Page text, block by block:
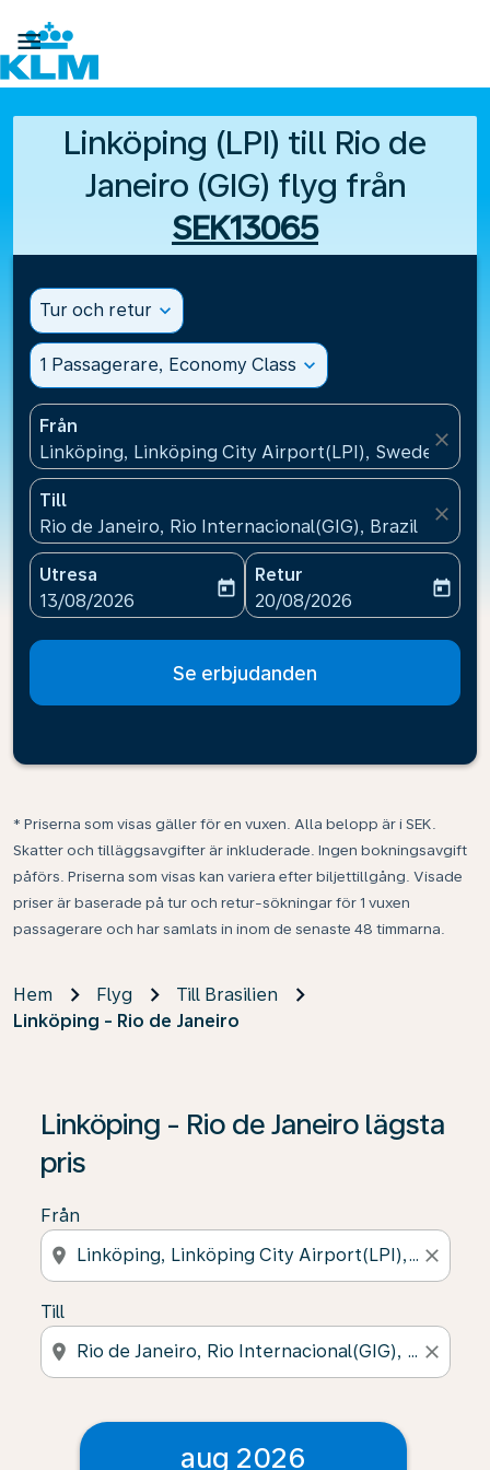

Linköping (LPI) till Rio de
Janeiro (GIG) flyg från
SEK13065
Tur och retur expand_more
1 Passagerare, Economy Class expand_more
Från
Linköping, Linköping City Airport(LPI), Sweden
close
Till
Rio de Janeiro, Rio Internacional(GIG), Brazil
close
Utresa
fc-booking-departure-date-aria-label
13/08/2026
today
Retur
fc-booking-return-date-
20/08/2026
today
Se erbjudanden
* Priserna som visas gäller för en vuxen. Alla belopp är i SEK.
Skatter och tilläggsavgifter är inkluderade. Ingen bokningsavgift
påförs. Priserna som visas kan variera efter biljettillgång. Visade
priser är baserade på tur och retur-sökningar för 1 vuxen
passagerare och har samlats in inom de senaste 48 timmarna.
Hem Flyg
Till Brasilien
Linköping - Rio de Janeiro
Linköping - Rio de Janeiro lägsta
pris
Från
location_on close
Till
location_on close
aug 2026